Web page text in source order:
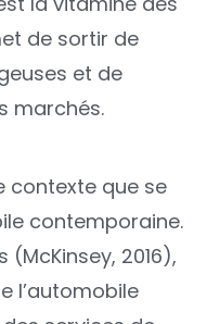
de sortir de
et de
marchés.
contexte que se
contemporaine.
(McKinsey, 2016),
l’automobile